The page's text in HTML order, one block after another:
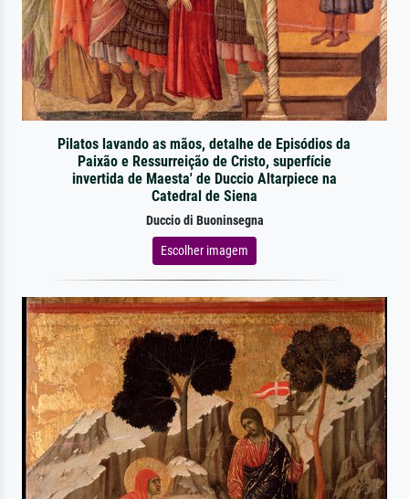
Pilatos lavando as mãos, detalhe de Episódios da
Paixão e Ressurreição de Cristo, superfície
invertida de Maesta' de Duccio Altarpiece na
Catedral de Siena
Duccio di Buoninsegna
Escolher imagem